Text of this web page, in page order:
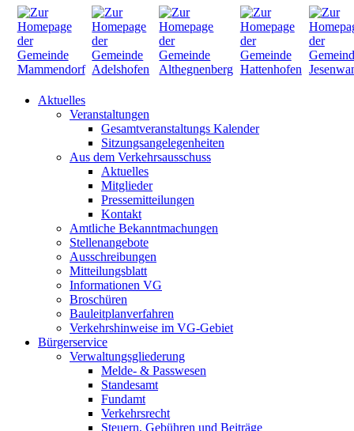
Aktuelles
Veranstaltungen
Gesamtveranstaltungs Kalender
Sitzungsangelegenheiten
Aus dem Verkehrsausschuss
Aktuelles
Mitglieder
Pressemitteilungen
Kontakt
Amtliche Bekanntmachungen
Stellenangebote
Ausschreibungen
Mitteilungsblatt
Informationen VG
Broschüren
Bauleitplanverfahren
Verkehrshinweise im VG-Gebiet
Bürgerservice
Verwaltungsgliederung
Melde- & Passwesen
Standesamt
Fundamt
Verkehrsrecht
Steuern, Gebühren und Beiträge